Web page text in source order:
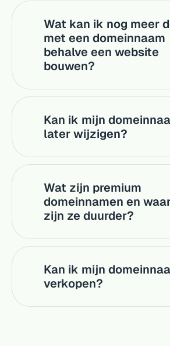
Wat kan ik nog meer
met een domeinnaam
behalve een website
bouwen?
Kan ik mijn
later wijzigen?
Wat zijn premium
domeinnamen en
zijn ze duurder?
Kan ik mijn
verkopen?